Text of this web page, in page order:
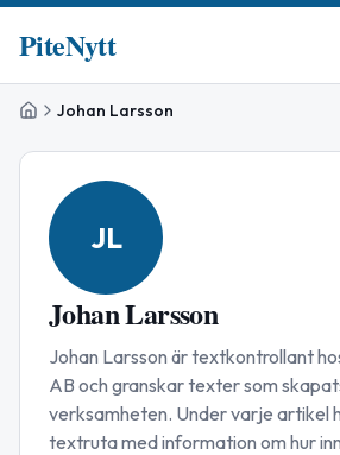
PiteNytt
Hem Johan Larsson
JL
Johan Larsson
Johan Larsson är textkontrollant
AB och granskar texter som
verksamheten. Under varje artikel
textruta med information om hur